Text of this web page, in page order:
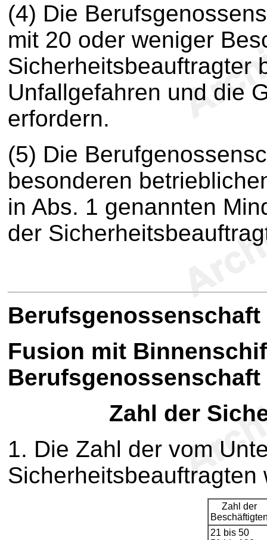
(4) Die
mit 20 oder weniger
Sicherheitsbeauftragter
Unfallgefahren und die
erfordern.
(5) Die
besonderen
in Abs. 1 genannten
der
B
Fusion mit
Berufsgenossenschaft
Zahl der
1. Die Zahl der vom
Zahl der
21 bis 50